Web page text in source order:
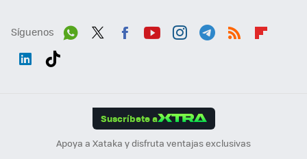
Síguenos
Suscríbete a
Apoya a Xataka y disfruta ventajas exclusivas